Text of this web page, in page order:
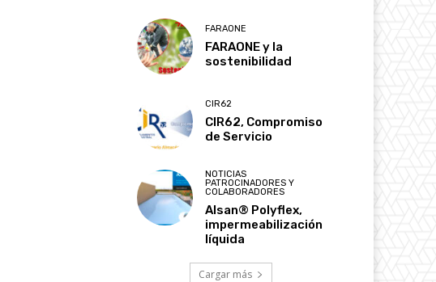
FARAONE
FARAONE y la
sostenibilidad
CIR62
CIR62, Compromiso
de Servicio
NOTICIAS
PATROCINADORES Y
COLABORADORES
Alsan® Polyflex,
impermeabilización
líquida
Cargar más